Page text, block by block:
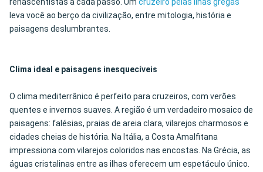
renascentistas a cada passo. Um cruzeiro pelas ilhas gregas
leva você ao berço da civilização, entre mitologia, história e
paisagens deslumbrantes.
Clima ideal e paisagens inesquecíveis
O clima mediterrânico é perfeito para cruzeiros, com verões
quentes e invernos suaves. A região é um verdadeiro mosaico de
paisagens: falésias, praias de areia clara, vilarejos charmosos e
cidades cheias de história. Na Itália, a Costa Amalfitana
impressiona com vilarejos coloridos nas encostas. Na Grécia, as
águas cristalinas entre as ilhas oferecem um espetáculo único.